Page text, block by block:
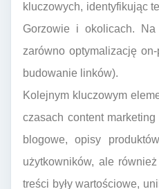
kluczowych, identyfikując
Gorzowie i okolicach.
zarówno optymalizację
budowanie linków).
Kolejnym kluczowym
czasach content
blogowe, opisy
użytkowników, ale
treści były wartościowe,